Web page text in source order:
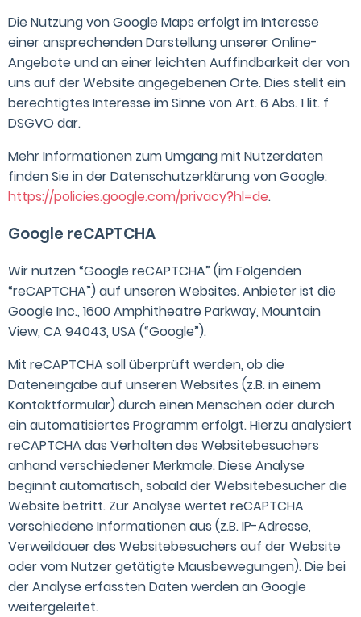
Die Nutzung von Google Maps erfolgt im Interesse
einer ansprechenden Darstellung unserer Online-
Angebote und an einer leichten Auffindbarkeit der von
uns auf der Website angegebenen Orte. Dies stellt ein
berechtigtes Interesse im Sinne von Art. 6 Abs. 1 lit. f
DSGVO dar.
Mehr Informationen zum Umgang mit Nutzerdaten
finden Sie in der Datenschutzerklärung von Google:
https://policies.google.com/privacy?hl=de.
Google reCAPTCHA
Wir nutzen “Google reCAPTCHA” (im Folgenden
“reCAPTCHA”) auf unseren Websites. Anbieter ist die
Google Inc., 1600 Amphitheatre Parkway, Mountain
View, CA 94043, USA (“Google”).
Mit reCAPTCHA soll überprüft werden, ob die
Dateneingabe auf unseren Websites (z.B. in einem
Kontaktformular) durch einen Menschen oder durch
ein automatisiertes Programm erfolgt. Hierzu analysiert
reCAPTCHA das Verhalten des Websitebesuchers
anhand verschiedener Merkmale. Diese Analyse
beginnt automatisch, sobald der Websitebesucher die
Website betritt. Zur Analyse wertet reCAPTCHA
verschiedene Informationen aus (z.B. IP-Adresse,
Verweildauer des Websitebesuchers auf der Website
oder vom Nutzer getätigte Mausbewegungen). Die bei
der Analyse erfassten Daten werden an Google
weitergeleitet.